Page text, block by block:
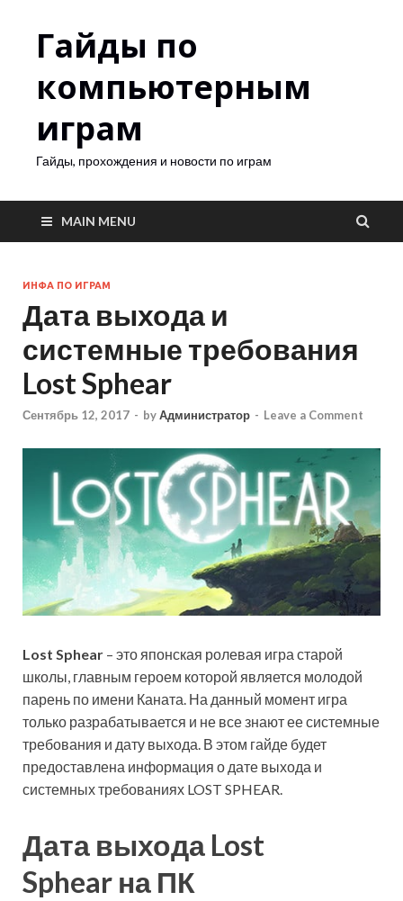
Гайды по
компьютерным
играм
Гайды, прохождения и новости по играм
MAIN MENU
ИНФА ПО ИГРАМ
Дата выхода и
системные требования
Lost Sphear
Сентябрь 12, 2017 - byАдминистратор - Leave a Comment
Lost Sphear – это японская ролевая игра старой
школы, главным героем которой является молодой
парень по имени Каната. На данный момент игра
только разрабатывается и не все знают ее системные
требования и дату выхода. В этом гайде будет
предоставлена информация о дате выхода и
системных требованиях LOST SPHEAR.
Дата выхода Lost
Sphear на ПК